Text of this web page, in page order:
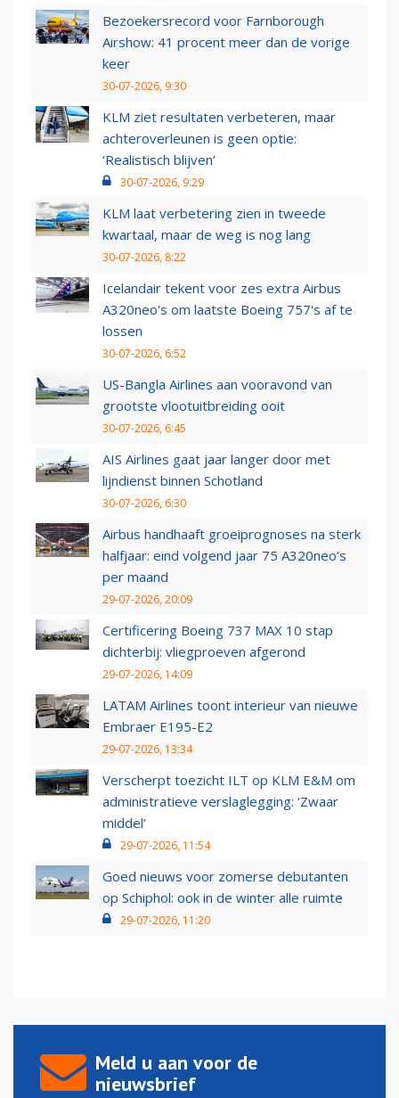
Bezoekersrecord voor Farnborough
Airshow: 41 procent meer dan de vorige
keer
30-07-2026, 9:30
KLM ziet resultaten verbeteren, maar
achteroverleunen is geen optie:
‘Realistisch blijven’
30-07-2026, 9:29
KLM laat verbetering zien in tweede
kwartaal, maar de weg is nog lang
30-07-2026, 8:22
Icelandair tekent voor zes extra Airbus
A320neo's om laatste Boeing 757's af te
lossen
30-07-2026, 6:52
US-Bangla Airlines aan vooravond van
grootste vlootuitbreiding ooit
30-07-2026, 6:45
AIS Airlines gaat jaar langer door met
lijndienst binnen Schotland
30-07-2026, 6:30
Airbus handhaaft groeiprognoses na sterk
halfjaar: eind volgend jaar 75 A320neo’s
per maand
29-07-2026, 20:09
Certificering Boeing 737 MAX 10 stap
dichterbij: vliegproeven afgerond
29-07-2026, 14:09
LATAM Airlines toont interieur van nieuwe
Embraer E195-E2
29-07-2026, 13:34
Verscherpt toezicht ILT op KLM E&M om
administratieve verslaglegging: ‘Zwaar
middel’
29-07-2026, 11:54
Goed nieuws voor zomerse debutanten
op Schiphol: ook in de winter alle ruimte
29-07-2026, 11:20
Meld u aan voor de
nieuwsbrief